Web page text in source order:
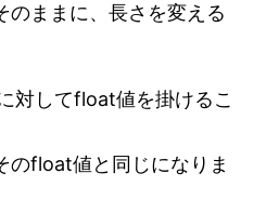
のままに、長さを変える
対してfloat値を掛けるこ
のfloat値と同じになりま